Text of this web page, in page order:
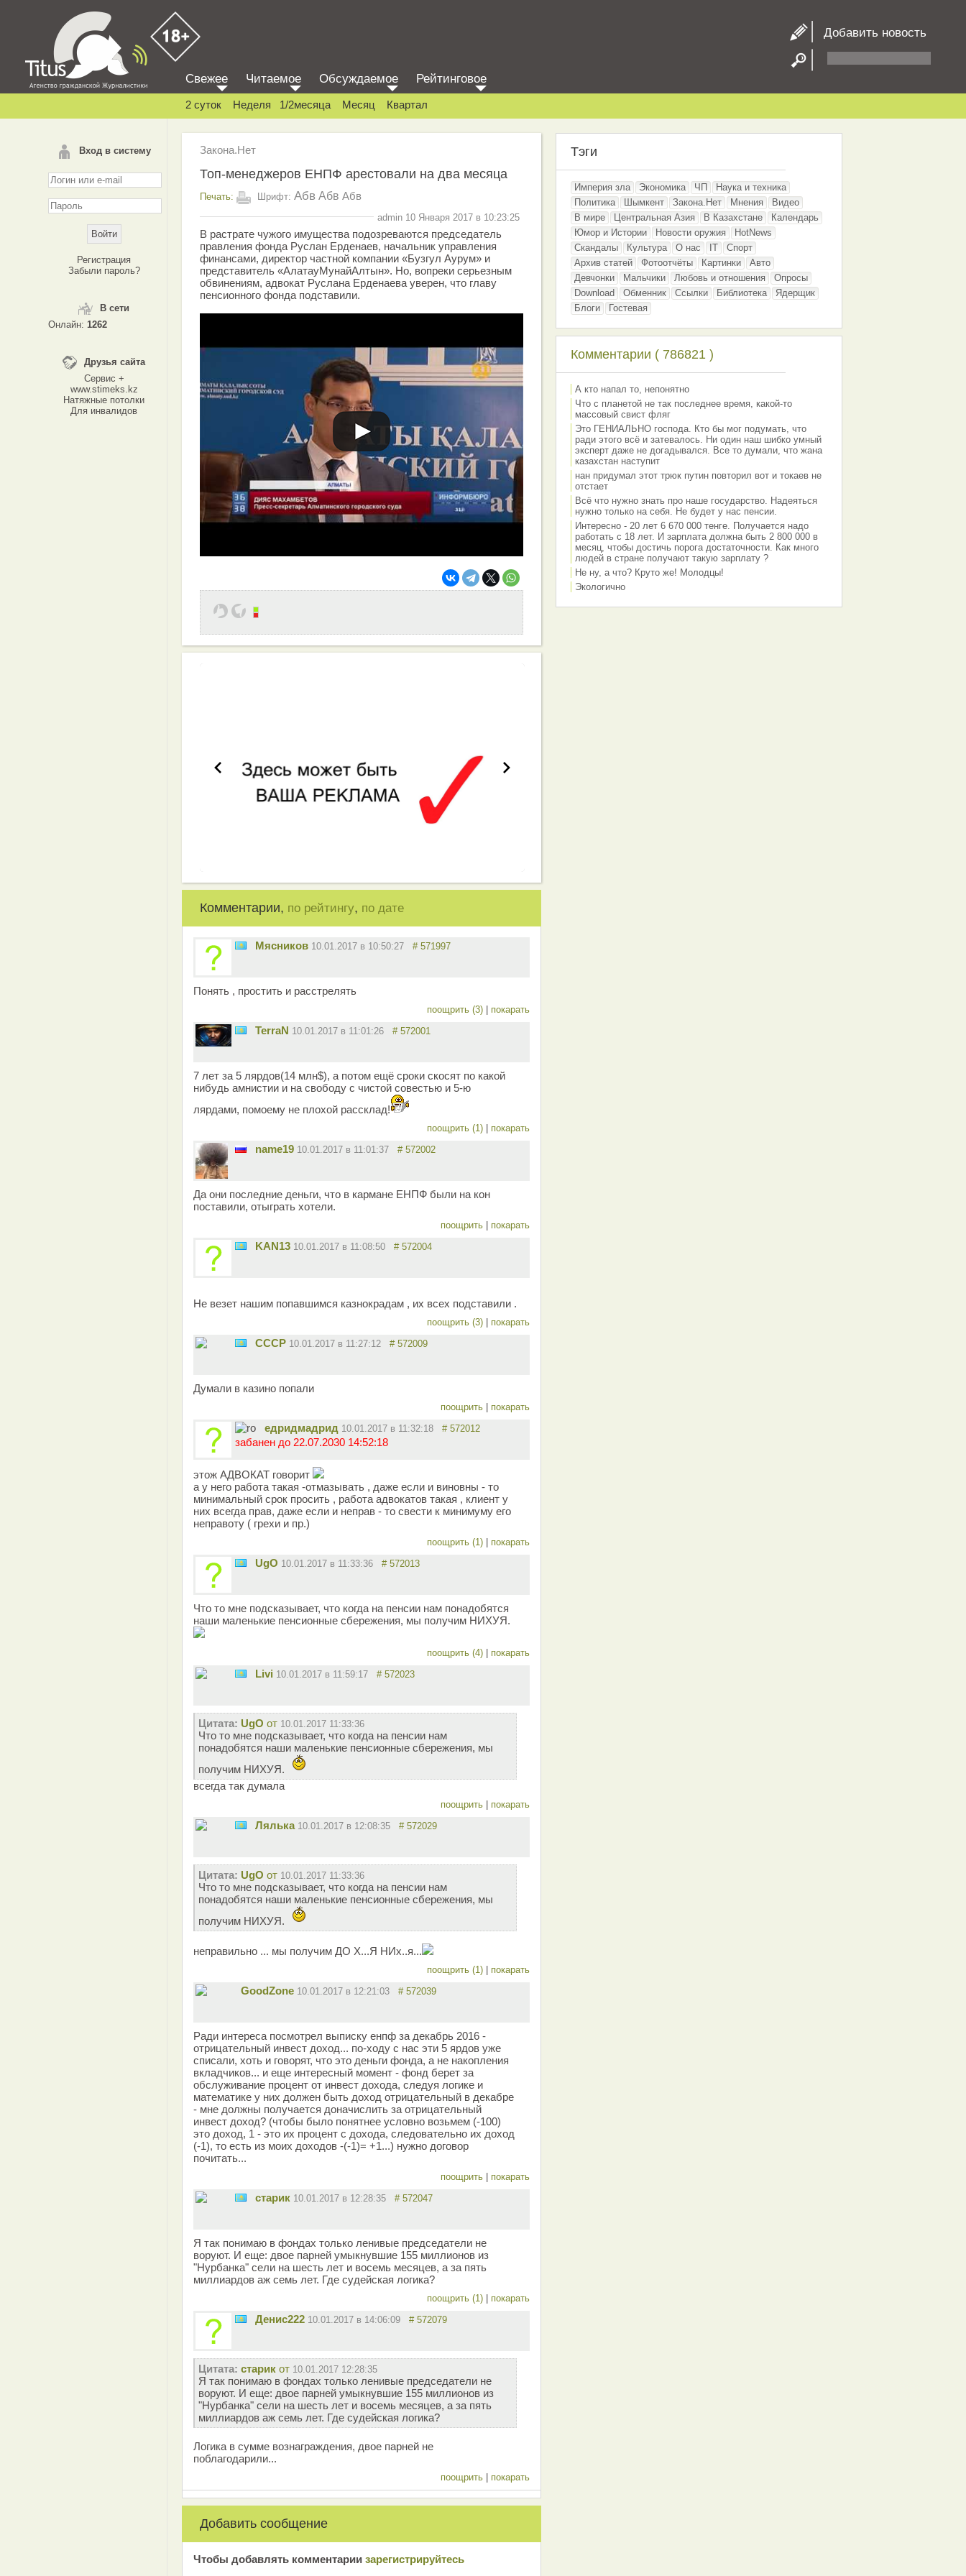
Добавить новость
Вход в систему
Регистрация
Забыли пароль?
В сети
Онлайн: 1262
Друзья сайта
Сервис +
www.stimeks.kz
Натяжные потолки
Для инвалидов
Свежее Читаемое Обсуждаемое Рейтинговое
2 суток Неделя 1/2месяца Месяц Квартал
Закона.Нет
Топ-менеджеров ЕНПФ арестовали на два месяца
Печать: Шрифт: Абв Абв Абв
admin 10 Января 2017 в 10:23:25
В растрате чужого имущества подозреваются председатель
правления фонда Руслан Ерденаев, начальник управления
финансами, директор частной компании «Бузгул Аурум» и
представитель «АлатауМунайАлтын». Но, вопреки серьезным
обвинениям, адвокат Руслана Ерденаева уверен, что главу
пенсионного фонда подставили.
Комментарии, по рейтингу, по дате
Мясников 10.01.2017 в 10:50:27 # 571997
Понять , простить и расстрелять
поощрить (3) | покарать
TerraN 10.01.2017 в 11:01:26 # 572001
7 лет за 5 лярдов(14 млн$), а потом ещё сроки скосят по какой
нибудь амнистии и на свободу с чистой совестью и 5-ю
лярдами, помоему не плохой рассклад!
поощрить (1) | покарать
name19 10.01.2017 в 11:01:37 # 572002
Да они последние деньги, что в кармане ЕНПФ были на кон
поставили, отыграть хотели.
поощрить | покарать
KAN13 10.01.2017 в 11:08:50 # 572004
Не везет нашим попавшимся казнокрадам , их всех подставили .
поощрить (3) | покарать
СССР 10.01.2017 в 11:27:12 # 572009
Думали в казино попали
поощрить | покарать
едридмадрид 10.01.2017 в 11:32:18 # 572012
забанен до 22.07.2030 14:52:18
этож АДВОКАТ говорит
а у него работа такая -отмазывать , даже если и виновны - то
минимальный срок просить , работа адвокатов такая , клиент у
них всегда прав, даже если и неправ - то свести к минимуму его
неправоту ( грехи и пр.)
поощрить (1) | покарать
UgO 10.01.2017 в 11:33:36 # 572013
Что то мне подсказывает, что когда на пенсии нам понадобятся
наши маленькие пенсионные сбережения, мы получим НИХУЯ.
поощрить (4) | покарать
Livi 10.01.2017 в 11:59:17 # 572023
Цитата: UgO от 10.01.2017 11:33:36
Что то мне подсказывает, что когда на пенсии нам
понадобятся наши маленькие пенсионные сбережения, мы
получим НИХУЯ.
всегда так думала
поощрить | покарать
Лялька 10.01.2017 в 12:08:35 # 572029
Цитата: UgO от 10.01.2017 11:33:36
Что то мне подсказывает, что когда на пенсии нам
понадобятся наши маленькие пенсионные сбережения, мы
получим НИХУЯ.
неправильно ... мы получим ДО Х...Я НИх..я...
поощрить (1) | покарать
GoodZone 10.01.2017 в 12:21:03 # 572039
Ради интереса посмотрел выписку енпф за декабрь 2016 -
отрицательный инвест доход... по-ходу с нас эти 5 ярдов уже
списали, хоть и говорят, что это деньги фонда, а не накопления
вкладчиков... и еще интересный момент - фонд берет за
обслуживание процент от инвест дохода, следуя логике и
математике у них должен быть доход отрицательный в декабре
- мне должны получается доначислить за отрицательный
инвест доход? (чтобы было понятнее условно возьмем (-100)
это доход, 1 - это их процент с дохода, следовательно их доход
(-1), то есть из моих доходов -(-1)= +1...) нужно договор
почитать...
поощрить | покарать
старик 10.01.2017 в 12:28:35 # 572047
Я так понимаю в фондах только ленивые председатели не
воруют. И еще: двое парней умыкнувшие 155 миллионов из
"Нурбанка" сели на шесть лет и восемь месяцев, а за пять
миллиардов аж семь лет. Где судейская логика?
поощрить (1) | покарать
Денис222 10.01.2017 в 14:06:09 # 572079
Цитата: старик от 10.01.2017 12:28:35
Я так понимаю в фондах только ленивые председатели не
воруют. И еще: двое парней умыкнувшие 155 миллионов из
"Нурбанка" сели на шесть лет и восемь месяцев, а за пять
миллиардов аж семь лет. Где судейская логика?
Логика в сумме вознаграждения, двое парней не
поблагодарили...
поощрить | покарать
Добавить сообщение
Чтобы добавлять комментарии зарeгиcтрирyйтeсь
Тэги
Империя зла Экономика ЧП
Наука и техника
Политика
Шымкент Закона.Нет Мнения
Видео
В мире
Центральная Азия В Казахстане
Календарь
Юмор и Истории
Новости оружия
HotNews
Скандалы
Культура О нас IT
Спорт
Архив статей
Фотоотчёты Картинки
Авто
Девчонки
Мальчики Любовь и отношения
Опросы
Download
Обменник Ссылки Библиотека
Ядерщик
Блоги
Гостевая
Комментарии ( 786821 )
А кто напал то, непонятно
Что с планетой не так последнее время, какой-то
массовый свист фляг
Это ГЕНИАЛЬНО господа. Кто бы мог подумать, что
ради этого всё и затевалось. Ни один наш шибко умный
эксперт даже не догадывался. Все то думали, что жана
казахстан наступит
нан придумал этот трюк путин повторил вот и токаев не
отстает
Всё что нужно знать про наше государство. Надеяться
нужно только на себя. Не будет у нас пенсии.
Интересно - 20 лет 6 670 000 тенге. Получается надо
работать с 18 лет. И зарплата должна быть 2 800 000 в
месяц, чтобы достичь порога достаточности. Как много
людей в стране получают такую зарплату ?
Не ну, а что? Круто же! Молодцы!
Экологично